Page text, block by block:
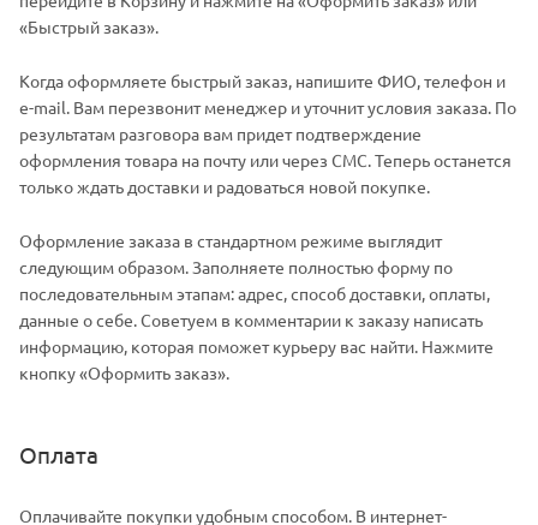
«Быстрый заказ».
Когда оформляете быстрый заказ, напишите ФИО, телефон и
e-mail. Вам перезвонит менеджер и уточнит условия заказа. По
результатам разговора вам придет подтверждение
оформления товара на почту или через СМС. Теперь останется
только ждать доставки и радоваться новой покупке.
Оформление заказа в стандартном режиме выглядит
следующим образом. Заполняете полностью форму по
последовательным этапам: адрес, способ доставки, оплаты,
данные о себе. Советуем в комментарии к заказу написать
информацию, которая поможет курьеру вас найти. Нажмите
кнопку «Оформить заказ».
Оплата
Оплачивайте покупки удобным способом. В интернет-